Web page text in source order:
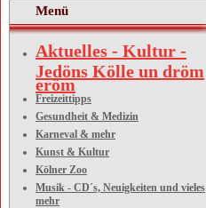
Menü
Aktuelles - Kultur -
Jedöns Kölle un dröm
eröm
Freizeittipps
Gesundheit & Medizin
Karneval & mehr
Kunst & Kultur
Kölner Zoo
Musik - CD´s, Neuigkeiten und vieles
mehr